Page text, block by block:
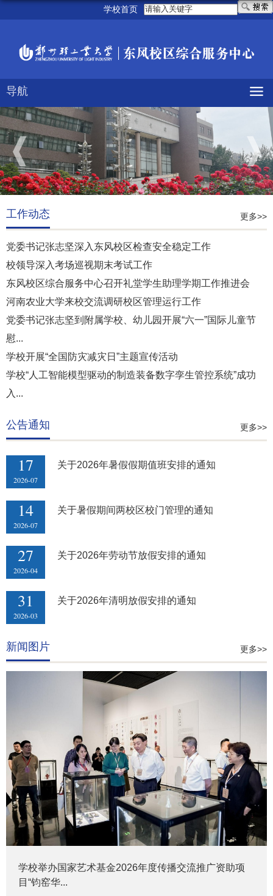
学校首页
导航
工作动态 更多>>
党委书记张志坚深入东风校区检查安全稳定工作
校领导深入考场巡视期末考试工作
东风校区综合服务中心召开礼堂学生助理学期工作推进会
河南农业大学来校交流调研校区管理运行工作
党委书记张志坚到附属学校、幼儿园开展“六一”国际儿童节
慰...
学校开展“全国防灾减灾日”主题宣传活动
学校“人工智能模型驱动的制造装备数字孪生管控系统”成功
入...
公告通知 更多>>
17
2026-07
关于2026年暑假假期值班安排的通知
14
2026-07
关于暑假期间两校区校门管理的通知
27
2026-04
关于2026年劳动节放假安排的通知
31
2026-03
关于2026年清明放假安排的通知
新闻图片 更多>>
学校举办国家艺术基金2026年度传播交流推广资助项
目“钧窑华...